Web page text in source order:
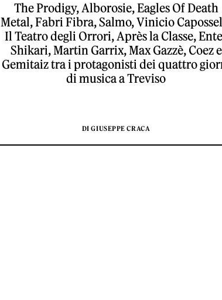
The Prodigy, Alborosie, Eagles Of Death
Metal, Fabri Fibra, Salmo, Vinicio
Il Teatro degli Orrori, Après la Classe,
Shikari, Martin Garrix, Max Gazzè, Coez e
Gemitaiz tra i protagonisti dei quattro
di musica a Treviso
DI GIUSEPPE CRACA